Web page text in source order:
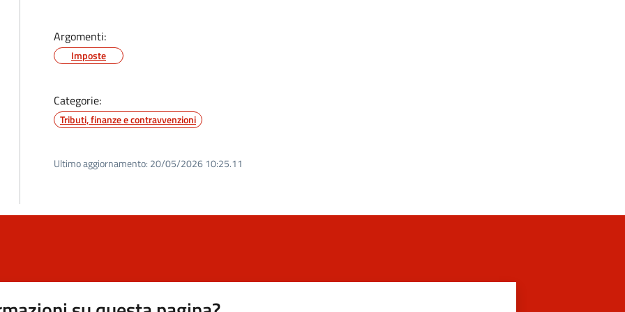
Argomenti:
Imposte
Categorie:
Tributi, finanze e contravvenzioni
Ultimo aggiornamento: 20/05/2026 10:25.11